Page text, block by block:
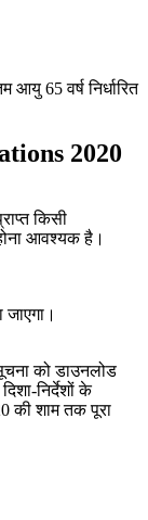
65 वर्ष निर्धारित
2020
किसी
आवश्यक है।
जाएगा।
को डाउनलोड
निर्देशों के
की शाम तक पूरा